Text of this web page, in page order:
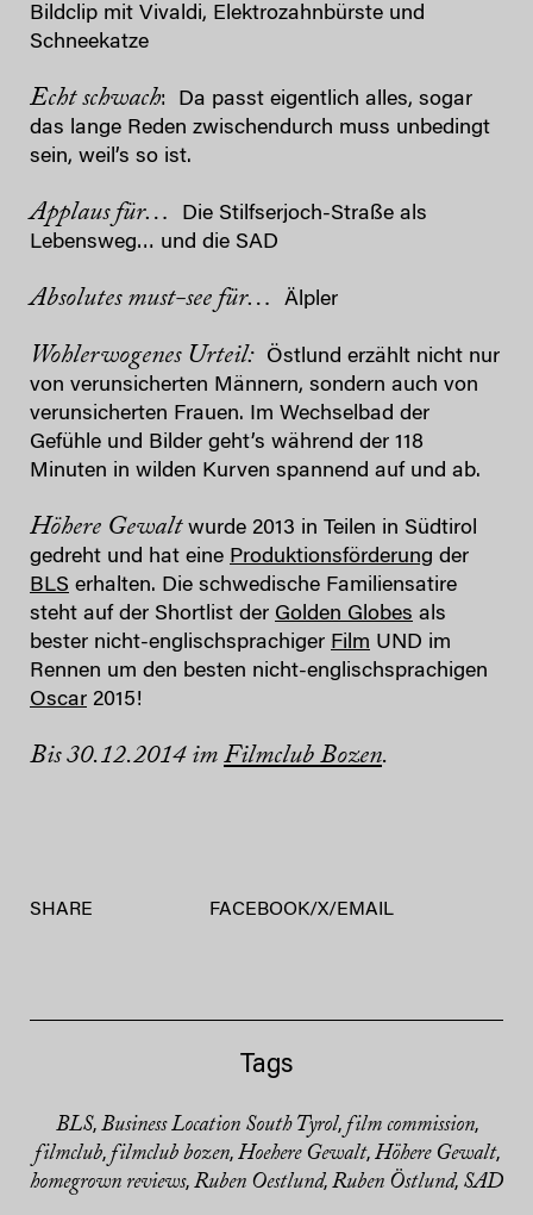
Bildclip mit Vivaldi, Elektrozahnbürste und
Schneekatze
Echt schwach: Da passt eigentlich alles, sogar
das lange Reden zwischendurch muss unbedingt
sein, weil’s so ist.
Applaus für…
Die Stilfserjoch-Straße als
Lebensweg… und die SAD
Absolutes must-see für… Älpler
Wohlerwogenes Urteil:
Östlund erzählt nicht nur
von verunsicherten Männern, sondern auch von
verunsicherten Frauen. Im Wechselbad der
Gefühle und Bilder geht’s während der 118
Minuten in wilden Kurven spannend auf und ab.
Höhere Gewaltwurde 2013 in Teilen in Südtirol
gedreht und hat eine Produktionsförderung der
BLS erhalten. Die schwedische Familiensatire
steht auf der Shortlist der Golden Globes als
bester nicht-englischsprachiger Film UND im
Rennen um den besten nicht-englischsprachigen
Oscar 2015!
Bis 30.12.2014 im Filmclub Bozen.
SHARE FACEBOOK/X/ EMAIL
Tags
BLS, Business Location South Tyrol, film commission,
filmclub, filmclub bozen, Hoehere Gewalt, Höhere Gewalt,
homegrown reviews, Ruben Oestlund, Ruben Östlund, SAD